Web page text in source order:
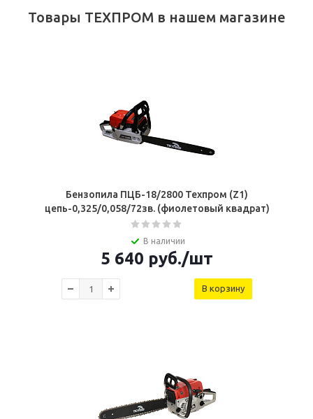
Товары ТЕХПРОМ в нашем магазине
Бензопила ПЦБ-18/2800 Техпром (Z1)
цепь-0,325/0,058/72зв. (фиолетовый квадрат)
В наличии
5 640 руб./шт
В корзину